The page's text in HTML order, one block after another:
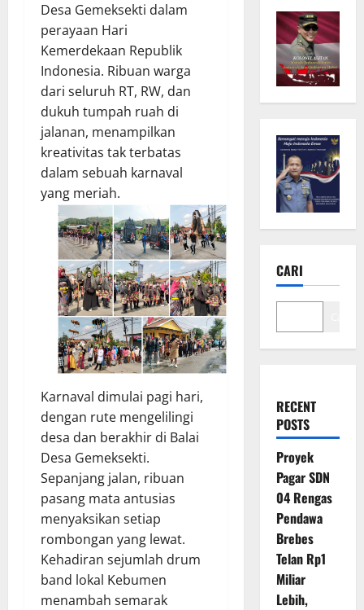
Desa Gemeksekti dalam
perayaan Hari
Kemerdekaan Republik
Indonesia. Ribuan warga
dari seluruh RT, RW, dan
dukuh tumpah ruah di
jalanan, menampilkan
kreativitas tak terbatas
dalam sebuah karnaval
yang meriah.
Karnaval dimulai pagi hari,
dengan rute mengelilingi
desa dan berakhir di Balai
Desa Gemeksekti.
Sepanjang jalan, ribuan
pasang mata antusias
menyaksikan setiap
rombongan yang lewat.
Kehadiran sejumlah drum
band lokal Kebumen
menambah semarak
CARI
RECENT
POSTS
Proyek
Pagar SDN
04 Rengas
Pendawa
Brebes
Telan Rp1
Miliar
Lebih,